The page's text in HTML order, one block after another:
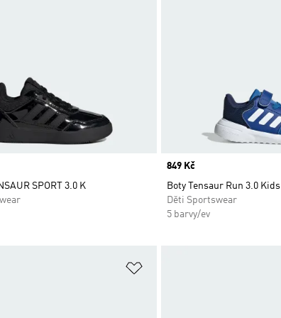
SPORT 3.0 K
Price
849 Kč
Boty Tensaur Run 3.0 Kids
Děti Sportswear
5 barvy/ev